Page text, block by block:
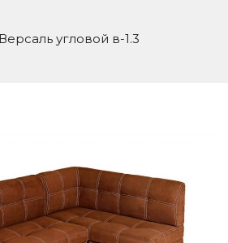
Версаль угловой в-1.3